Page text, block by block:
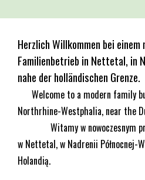
Herzlich Willkommen bei einem
Familienbetrieb in Nettetal, in
nahe der holländischen Grenze.
Welcome to a modern family
Northrhine-Westphalia, near the
Witamy w nowoczesnym
w Nettetal, w Nadrenii Północnej-
Holandią.